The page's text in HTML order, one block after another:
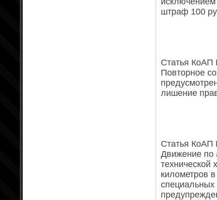
штраф 100
Статья КоАП
Повторное
лишение
Статья КоАП
Движение по
технической
километров